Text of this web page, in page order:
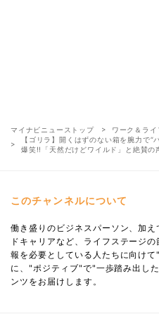
マイナビニューストップ
ワーク＆ライ
【ゴリラ】開くはずのない箱を腕力で
爆笑!!「天然だけどワイルド」と絶賛の
このチャンネルについて
働き盛りのビジネスパーソン、加
ドキャリアなど、ライフステージ
報を必要としている人たちに向け
に、"ポジティブ"で"一歩踏み出し
ンツをお届けします。